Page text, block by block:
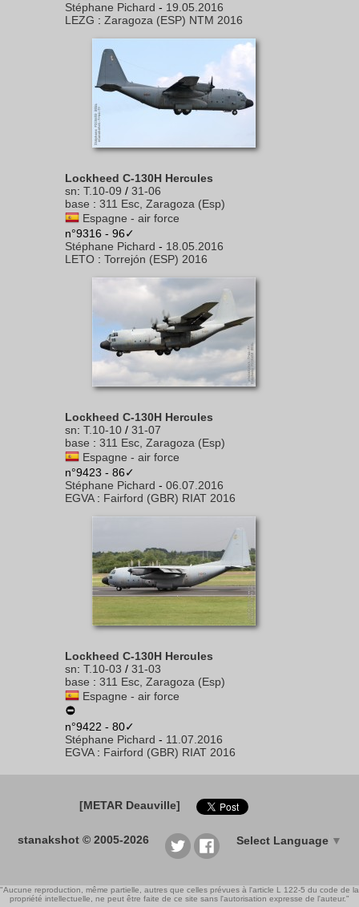
Stéphane Pichard - 19.05.2016
LEZG : Zaragoza (ESP) NTM 2016
Lockheed C-130H Hercules
sn: T.10-09 / 31-06
base : 311 Esc, Zaragoza (Esp)
Espagne - air force
n°9316 - 96✓
Stéphane Pichard - 18.05.2016
LETO : Torrejón (ESP) 2016
Lockheed C-130H Hercules
sn: T.10-10 / 31-07
base : 311 Esc, Zaragoza (Esp)
Espagne - air force
n°9423 - 86✓
Stéphane Pichard - 06.07.2016
EGVA: Fairford (GBR) RIAT 2016
Lockheed C-130H Hercules
sn: T.10-03 / 31-03
base : 311 Esc, Zaragoza (Esp)
Espagne - air force
n°9422 - 80✓
Stéphane Pichard - 11.07.2016
EGVA: Fairford (GBR) RIAT 2016
[METAR Deauville]
stanakshot © 2005-2026 Select Language ▼
"Aucune reproduction, même partielle, autres que celles prévues à l'article L 122-5 du code de la
propriété intellectuelle, ne peut être faite de ce site sans l'autorisation expresse de l'auteur."